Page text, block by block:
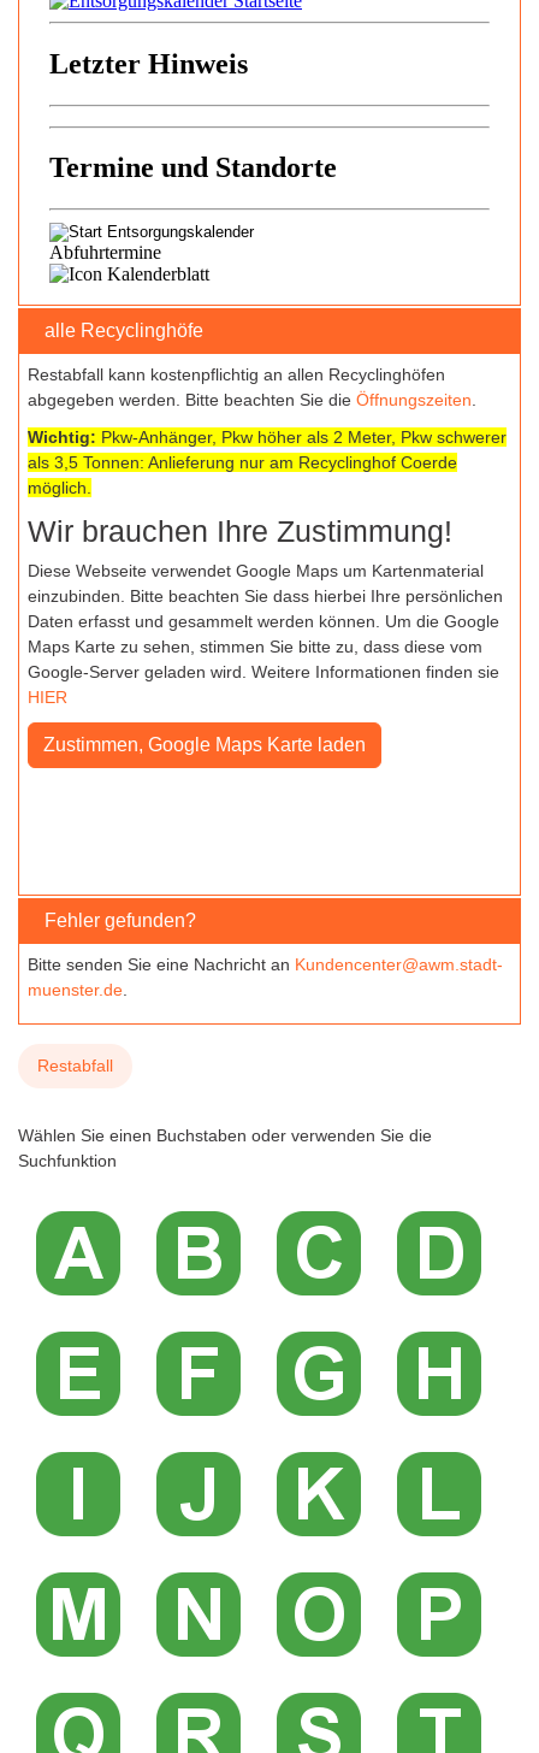
alle Recyclinghöfe
Restabfall kann kostenpflichtig an allen Recyclinghöfen
abgegeben werden. Bitte beachten Sie die Öffnungszeiten
Wichtig: Pkw-Anhänger, Pkw höher als 2 Meter, Pkw schwerer
als 3,5 Tonnen: Anlieferung nur am Recyclinghof Coerde
möglich.
Wir brauchen Ihre Zustimmung!
Diese Webseite verwendet Google Maps um Kartenmaterial
einzubinden. Bitte beachten Sie dass hierbei Ihre persönlichen
Daten erfasst und gesammelt werden können. Um die Google
Maps Karte zu sehen, stimmen Sie bitte zu, dass diese vom
Google-Server geladen wird. Weitere Informationen finden sie
HIER
Fehler gefunden?
Bitte senden Sie eine Nachricht an Kundencenter@awm.stadt-
muenster.de
Restabfall
Wählen Sie einen Buchstaben oder verwenden Sie die
Suchfunktion